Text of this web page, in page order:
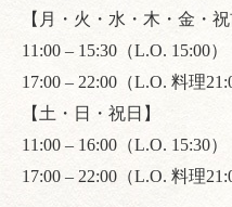
【月・火・水・木・金・祝
11:00 – 15:30（L.O. 15:00）
17:00 – 22:00（L.O. 料理
【土・日・祝日】
11:00 – 16:00（L.O. 15:30）
17:00 – 22:00（L.O. 料理